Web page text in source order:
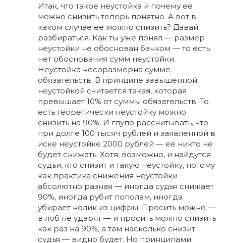
Итак, что такое неустойка и почему ее
можно снизить теперь понятно. А вот в
каком случае ее можно снизить? Давай
разбираться. Как ты уже понял — размер
неустойки не обоснован банком — то есть
нет обоснования сумм неустойки.
Неустойка несоразмерна сумме
обязательств. В принципе завышенной
неустойкой считается такая, которая
превышает 10% от суммы обязательств. То
есть теоретически неустойку можно
снизить на 90%. И глупо рассчитывать, что
при долге 100 тысяч рублей и заявленной в
иске неустойке 2000 рублей — ее никто не
будет снижать. Хотя, возможно, и найдутся
судьи, кто снизит и такую неустойку, потому
как практика снижения неустойки
абсолютно разная — иногда судья снижает
90%, иногда рубит пополам, иногда
убирает нолик из цифры. Просить можно —
в лоб не ударят — и просить можно снизить
как раз на 90%, а там насколько снизит
судья — видно будет. Но принципами